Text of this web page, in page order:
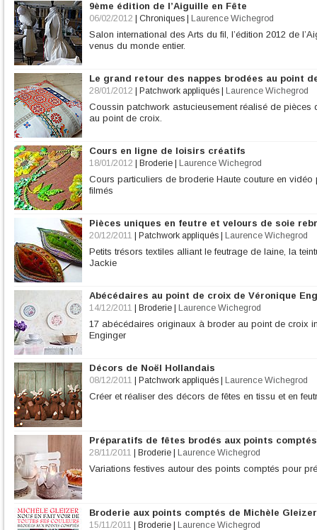
9ème édition de l’Aiguille en Fête
06/02/2012 Chroniques Laurence Wichegrod
Salon international des Arts du fil, l’édition 2012 de
venus du monde entier.
Le grand retour des nappes brodées au point
28/01/2012 Patchwork appliqués Laurence Wichegrod
Coussin patchwork astucieusement réalisé de
au point de croix.
Cours en ligne de loisirs créatifs
18/01/2012 Broderie Laurence Wichegrod
Cours particuliers de broderie Haute couture en
filmés
Pièces uniques en feutre et velours de soie
20/12/2011 Patchwork appliqués Laurence Wichegrod
Petits trésors textiles alliant le feutrage de laine, la
Jackie
Abécédaires au point de croix de Véronique
14/12/2011 Broderie Laurence Wichegrod
17 abécédaires originaux à broder au point de croix
Enginger
Décors de Noël Hollandais
08/12/2011 Patchwork appliqués Laurence Wichegrod
Créer et réaliser des décors de fêtes en tissu et en
Préparatifs de fêtes brodés aux points comptés
28/11/2011 Broderie Laurence Wichegrod
Variations festives autour des points comptés pour
Broderie aux points comptés de Michèle Gleizer
15/11/2011 Broderie Laurence Wichegrod